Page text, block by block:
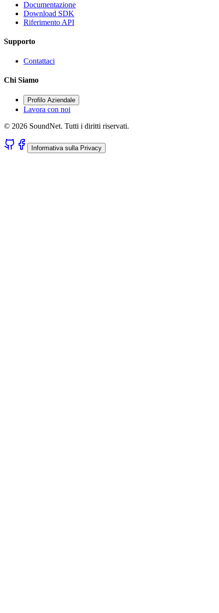
Documentazione
Download SDK
Riferimento API
Supporto
Contattaci
Chi Siamo
Profilo Aziendale
Lavora con noi
© 2026 SoundNet. Tutti i diritti riservati.
Informativa sulla Privacy